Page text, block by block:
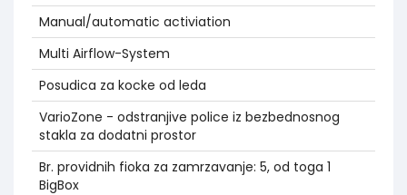
Manual/automatic activiation
Multi Airflow-System
Posudica za kocke od leda
VarioZone - odstranjive police iz bezbednosnog
stakla za dodatni prostor
Br. providnih fioka za zamrzavanje: 5, od toga 1
BigBox